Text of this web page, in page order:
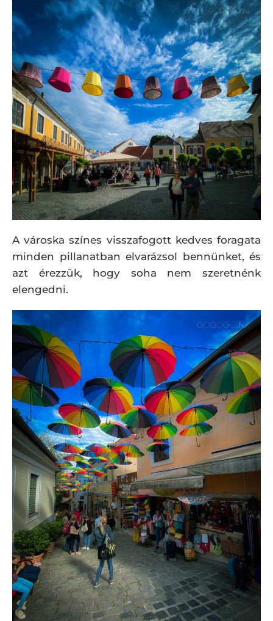
A városka színes visszafogott kedves foragata
minden pillanatban elvarázsol bennünket, és
azt érezzük, hogy soha nem szeretnénk
elengedni.